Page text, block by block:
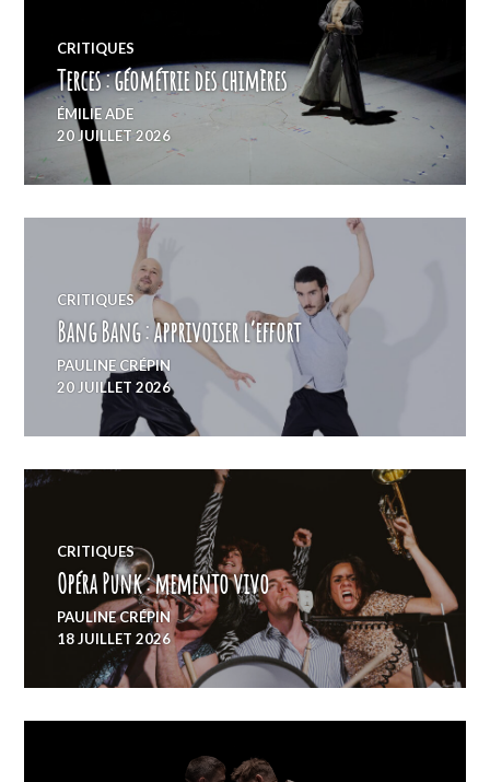
CRITIQUES
Terces : géométrie des chimères
ÉMILIE ADE
20 JUILLET 2026
CRITIQUES
Bang Bang : apprivoiser l’effort
PAULINE CRÉPIN
20 JUILLET 2026
CRITIQUES
Opéra Punk : memento vivo
PAULINE CRÉPIN
18 JUILLET 2026